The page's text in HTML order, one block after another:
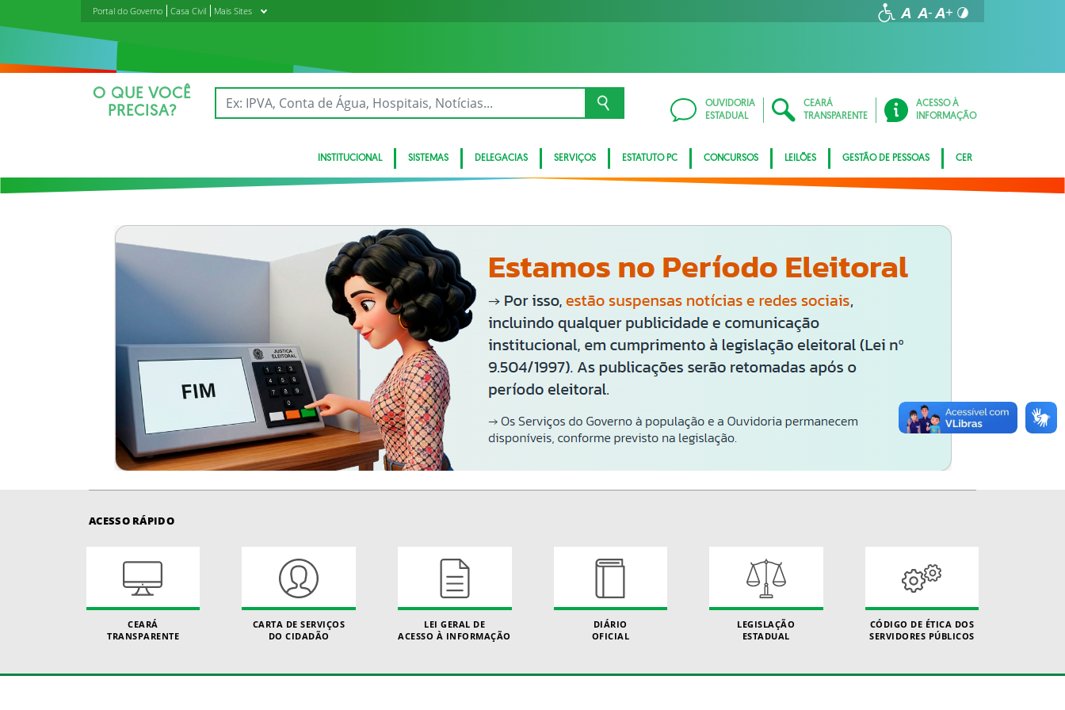
Portal do Governo Casa Civil Mais Sites
O QUE VOCÊ
PRECISA?
OUVIDORIA
ESTADUAL
CEARÁ
TRANSPARENTE
ACESSO À
INFORMAÇÃO
INSTITUCIONAL SISTEMAS DELEGACIAS SERVIÇOS ESTATUTO PC CONCURSOS LEILÕES GESTÃO DE PESSOAS CER
ACESSO RÁPIDO
CEARÁ
TRANSPARENTE
CARTA DE SERVIÇOS
DO CIDADÃO
LEI GERAL DE
ACESSO À INFORMAÇÃO
DIÁRIO
OFICIAL
LEGISLAÇÃO
ESTADUAL
CÓDIGO DE ÉTICA DOS
SERVIDORES PÚBLICOS